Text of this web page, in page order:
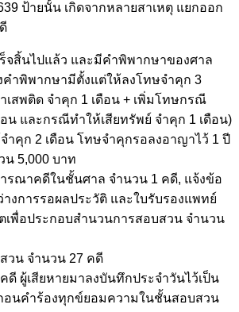
ป้ายนั้น เกิดจากหลายสาเหตุ แยกออก
จสิ้นไปแล้ว และมีคำพิพากษาของศาล
คำพิพากษามีตั้งแต่ให้ลงโทษจำคุก 3
เสพติด จำคุก 1 เดือน + เพิ่มโทษกรณี
น และกรณีทำให้เสียทรัพย์ จำคุก 1 เดือน)
คุก 2 เดือน โทษจำคุกรอลงอาญาไว้ 1 ปี
น 5,000 บาท
รณาคดีในชั้นศาล จำนวน 1 คดี, แจ้งข้อ
งการรอผลประวัติ และใบรับรองแพทย์
เพื่อประกอบสำนวนการสอบสวน จำนวน
วน จำนวน 27 คดี
ดี ผู้เสียหายมาลงบันทึกประจำวันไว้เป็น
อนคำร้องทุกข์ยอมความในชั้นสอบสวน